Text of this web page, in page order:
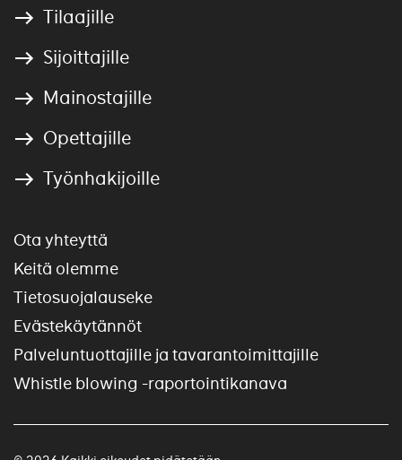
Tilaajille
Sijoittajille
Mainostajille
Opettajille
Työnhakijoille
Ota yhteyttä
Keitä olemme
Tietosuojalauseke
Evästekäytännöt
Palveluntuottajille ja tavarantoimittajille
Whistle blowing -raportointikanava